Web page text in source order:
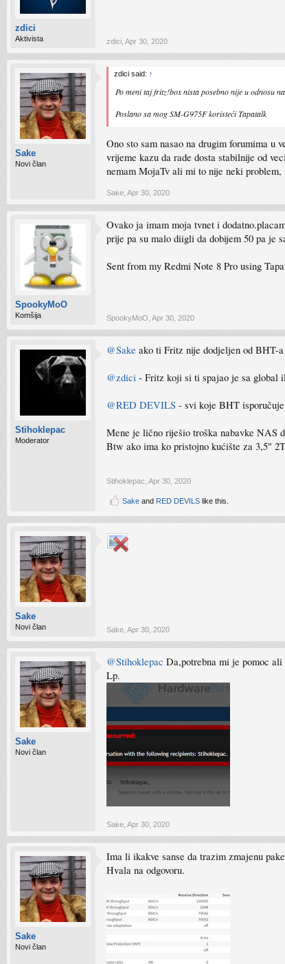
zdici
Aktivista zdici Apr 30, 2020
Sake
Novi član
zdici said: ↑
Po meni taj fritz!box nista posebno nije u odnosu
Poslano sa mog SM-G975F koristeći Tapatalk
Ono sto sam nasao na drugim forumima
vrijeme kazu da rade dosta stabilnije od
nemam MojaTv ali mi to nije neki problem,
Sake Apr 30, 2020
SpookyMoO
Komšija
Ovako ja imam moja tvnet i
prije pa su malo diigli da dobijem 50 pa je
Sent from my Redmi Note 8 Pro using
SpookyMoO Apr 30, 2020
Stihoklepac
Moderator
@Sake ako ti Fritz nije dodjeljen od BHT-
@zdici - Fritz koji si ti spajao je sa global
@RED DEVILS - svi koje BHT
Mene je lično riješio troška nabavke NAS
Btw ako ima ko pristojno kućište za 3,5"
Stihoklepac Apr 30, 2020
Sake and RED DEVILS like this.
Sake
Novi član
Sake Apr 30, 2020
Sake
Novi član
@Stihoklepac Da,potrebna mi je pomoc
Lp.
Sake Apr 30, 2020
Sake
Novi član
Ima li ikakve sanse da trazim zmajenu
Hvala na odgovoru.